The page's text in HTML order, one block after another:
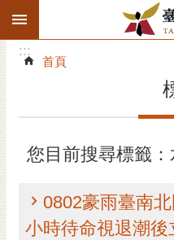
跳到主要內容區塊
搜
階
精彩府城
市府團隊
:::
:::
首頁
您目前搜尋標籤：
0802豪雨臺南
小時待命視退潮